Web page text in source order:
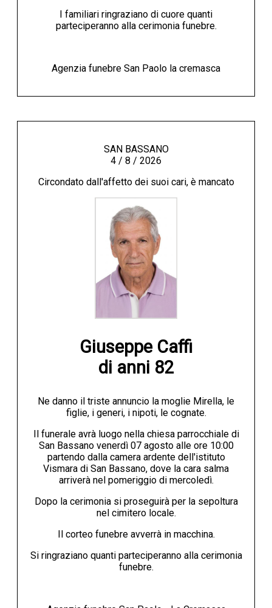
I familiari ringraziano di cuore quanti
parteciperanno alla cerimonia funebre.
Agenzia funebre San Paolo la cremasca
SAN BASSANO
4 / 8 / 2026
Circondato dall'affetto dei suoi cari, è mancato
Giuseppe Caffi
di anni 82
Ne danno il triste annuncio la moglie Mirella, le
figlie, i generi, i nipoti, le cognate.
Il funerale avrà luogo nella chiesa parrocchiale di
San Bassano venerdì 07 agosto alle ore 10:00
partendo dalla camera ardente dell'istituto
Vismara di San Bassano, dove la cara salma
arriverà nel pomeriggio di mercoledì.
Dopo la cerimonia si proseguirà per la sepoltura
nel cimitero locale.
Il corteo funebre avverrà in macchina.
Si ringraziano quanti parteciperanno alla cerimonia
funebre.